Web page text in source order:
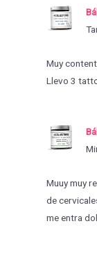
Muy
Llevo 3
Muuy muy
de
me entra